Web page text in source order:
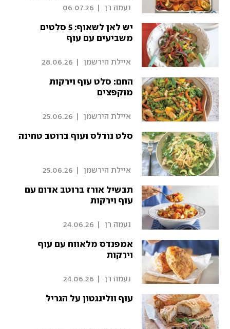
נעמה רן 06.07.26
יש לאן לשאוף: 5 סלטים
משביעים עם עוף
איילת הירשמן 28.06.26
החם: סלט עוף וירקות
מוקפצים
איילת הירשמן 25.06.26
סלט נודלס ועוף ברוטב טחינה
איילת הירשמן 25.06.26
תבשיל אורז ברוטב אדום עם
עוף וירקות
נעמה רן 24.06.26
אמפנדס מלאווח עם עוף
וירקות
נעמה רן 24.06.26
עוף וולינגטון על הגריל